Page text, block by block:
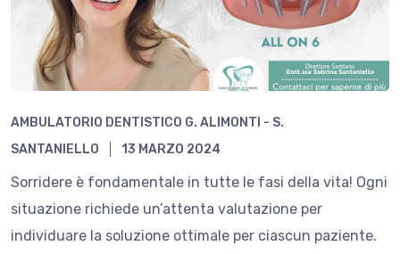
AMBULATORIO DENTISTICO G. ALIMONTI - S.
SANTANIELLO
13 MARZO 2024
Sorridere è fondamentale in tutte le fasi della vita! Ogni
situazione richiede un’attenta valutazione per
individuare la soluzione ottimale per ciascun paziente.